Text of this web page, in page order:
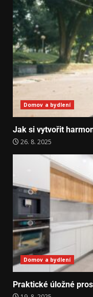
Domov a bydlení
Jak si vytvořit
26. 8. 2025
Domov a bydlení
Praktické úložné